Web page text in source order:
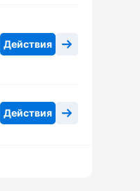
Действия
Действия